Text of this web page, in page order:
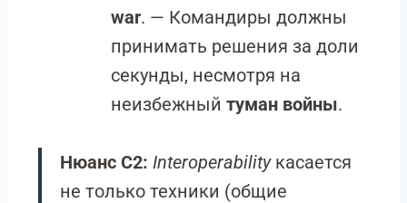
war. — Командиры должны
принимать решения за доли
секунды, несмотря на
неизбежный туман войны.
Нюанс C2: Interoperabilityкасается
не только техники (общие